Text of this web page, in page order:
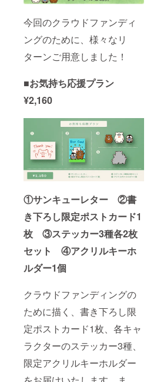
今回のクラウドファンディ
ングのために、様々なリ
ターンご用意しました！
■お気持ち応援プラン
¥2,160
①サンキューレター ②書
き下ろし限定ポストカード1
枚 ③ステッカー3種各2枚
セット ④アクリルキーホ
ルダー1個
クラウドファンディングの
ために描く、書き下ろし限
定ポストカード1枚、各キャ
ラクターのステッカー3種、
限定アクリルキーホルダー